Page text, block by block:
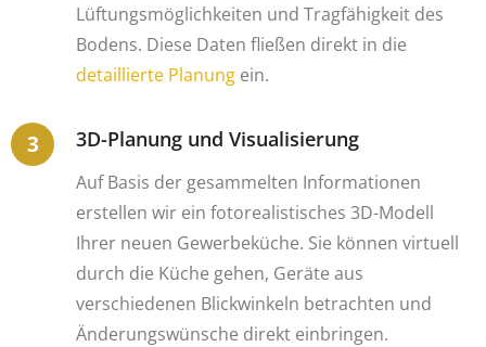
Lüftungsmöglichkeiten und Tragfähigkeit des
Bodens. Diese Daten fließen direkt in die
detaillierte Planung ein.
3D-Planung und Visualisierung
Auf Basis der gesammelten Informationen
erstellen wir ein fotorealistisches 3D-Modell
Ihrer neuen Gewerbeküche. Sie können virtuell
durch die Küche gehen, Geräte aus
verschiedenen Blickwinkeln betrachten und
Änderungswünsche direkt einbringen.